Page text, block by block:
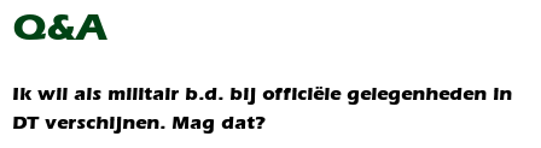
Q&A
Ik wil als militair b.d. bij officiële gelegenheden in
DT verschijnen. Mag dat?